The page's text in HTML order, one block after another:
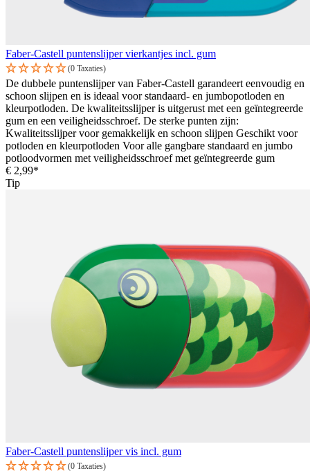
Faber-Castell puntenslijper vierkantjes incl. gum
(0 Taxaties)
De dubbele puntenslijper van Faber-Castell garandeert eenvoudig en
schoon slijpen en is ideaal voor standaard- en jumbopotloden en
kleurpotloden. De kwaliteitsslijper is uitgerust met een geïntegreerde
gum en een veiligheidsschroef. De sterke punten zijn:
Kwaliteitsslijper voor gemakkelijk en schoon slijpen Geschikt voor
potloden en kleurpotloden Voor alle gangbare standaard en jumbo
potloodvormen met veiligheidsschroef met geïntegreerde gum
€ 2,99*
Tip
Faber-Castell puntenslijper vis incl. gum
(0 Taxaties)